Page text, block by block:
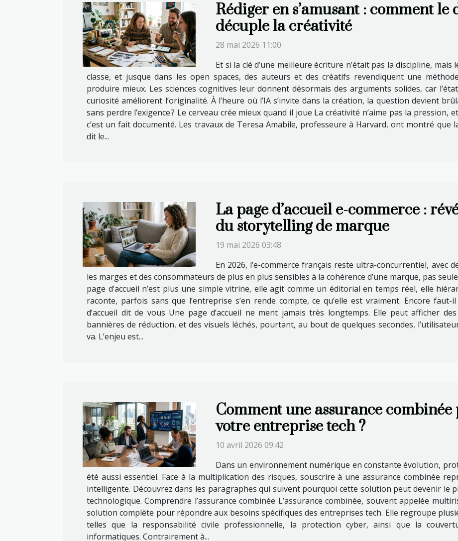
Rédiger en s’amusant : comment le
décuple la créativité
28 mai 2026 11:00
Et si la clé d’une meilleure écriture n’était pas la discipline, mais
classe, et jusque dans les open spaces, des auteurs et des créatifs revendiquent une
produire mieux. Les sciences cognitives leur donnent désormais des arguments solides, car
curiosité améliorent l’originalité. À l’heure où l’IA s’invite dans la création, la question devient
sans perdre l’exigence ? Le cerveau crée mieux quand il joue La créativité n’aime pas la pression,
c’est un fait documenté. Les travaux de Teresa Amabile, professeure à Harvard, ont montré
dit le...
La page d’accueil e-commerce :
du storytelling de marque
19 mai 2026 03:48
En 2026, l’e-commerce français reste ultra-concurrentiel, avec
les marges et des consommateurs de plus en plus sensibles à la cohérence d’une marque, pas
page d’accueil n’est plus une simple vitrine, elle agit comme un éditorial en temps réel, elle
raconte, parfois sans que l’entreprise s’en rende compte, ce qu’elle est vraiment. Encore
d’accueil dit de vous Une page d’accueil ne ment jamais très longtemps. Elle peut afficher
bannières de réduction, et des visuels léchés, pourtant, au bout de quelques secondes,
va. L’enjeu est...
Comment une assurance
votre entreprise tech ?
10 avril 2026 09:42
Dans un environnement numérique en constante évolution,
été aussi essentiel. Face à la multiplication des risques, souscrire à une assurance combinée
intelligente. Découvrez dans les paragraphes qui suivent pourquoi cette solution peut devenir le
technologique. Comprendre l’assurance combinée L’assurance combinée, souvent appelée
solution complète pour répondre aux besoins spécifiques des entreprises tech. Elle regroupe
telles que la responsabilité civile professionnelle, la protection cyber, ainsi que la
informatiques. Contrairement à...